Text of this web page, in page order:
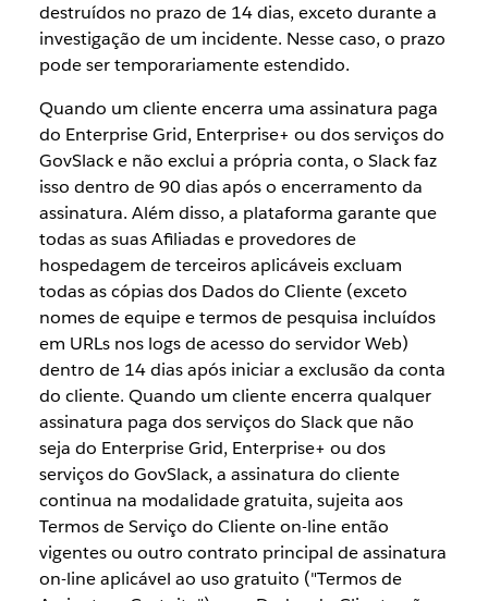
destruídos no prazo de 14 dias, exceto durante a
investigação de um incidente. Nesse caso, o prazo
pode ser temporariamente estendido.
Quando um cliente encerra uma assinatura paga
do Enterprise Grid, Enterprise+ ou dos serviços do
GovSlack e não exclui a própria conta, o Slack faz
isso dentro de 90 dias após o encerramento da
assinatura. Além disso, a plataforma garante que
todas as suas Afiliadas e provedores de
hospedagem de terceiros aplicáveis excluam
todas as cópias dos Dados do Cliente (exceto
nomes de equipe e termos de pesquisa incluídos
em URLs nos logs de acesso do servidor Web)
dentro de 14 dias após iniciar a exclusão da conta
do cliente. Quando um cliente encerra qualquer
assinatura paga dos serviços do Slack que não
seja do Enterprise Grid, Enterprise+ ou dos
serviços do GovSlack, a assinatura do cliente
continua na modalidade gratuita, sujeita aos
Termos de Serviço do Cliente on-line então
vigentes ou outro contrato principal de assinatura
on-line aplicável ao uso gratuito ("Termos de